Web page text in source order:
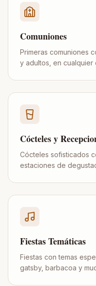
Comuniones
Primeras comuniones
y adultos, en cualquier
Cócteles y
Cócteles sofisticados
estaciones de
Fiestas Temáticas
Fiestas con temas
gatsby, barbacoa y